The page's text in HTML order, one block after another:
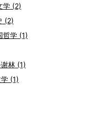
学(2)
(2)
哲学(1)
谢林(1)
(1)